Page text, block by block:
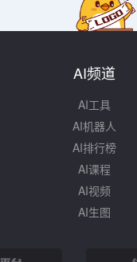
AI频道
AI工具
AI机器人
AI排行榜
AI课程
AI视频
AI生图